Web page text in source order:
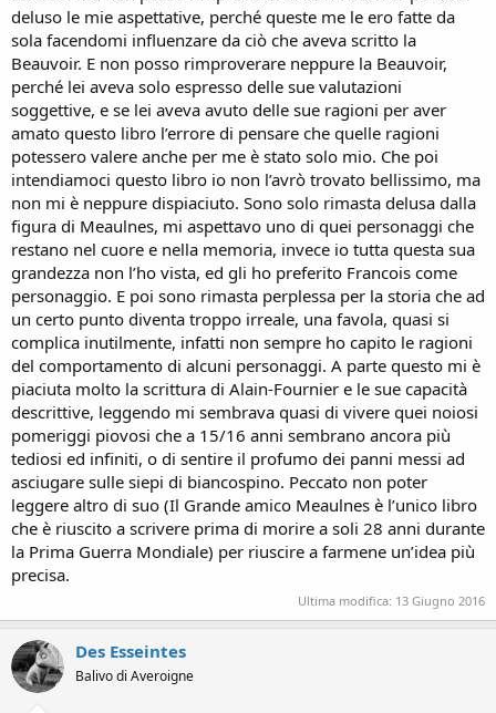
i
o
n
e
deluso le mie aspettative, perché queste me le ero fatte da
sola facendomi influenzare da ciò che aveva scritto la
Beauvoir. E non posso rimproverare neppure la Beauvoir,
perché lei aveva solo espresso delle sue valutazioni
soggettive, e se lei aveva avuto delle sue ragioni per aver
amato questo libro l’errore di pensare che quelle ragioni
potessero valere anche per me è stato solo mio. Che poi
intendiamoci questo libro io non l’avrò trovato bellissimo, ma
non mi è neppure dispiaciuto. Sono solo rimasta delusa dalla
figura di Meaulnes, mi aspettavo uno di quei personaggi che
restano nel cuore e nella memoria, invece io tutta questa sua
grandezza non l’ho vista, ed gli ho preferito Francois come
personaggio. E poi sono rimasta perplessa per la storia che ad
un certo punto diventa troppo irreale, una favola, quasi si
complica inutilmente, infatti non sempre ho capito le ragioni
del comportamento di alcuni personaggi. A parte questo mi è
piaciuta molto la scrittura di Alain-Fournier e le sue capacità
descrittive, leggendo mi sembrava quasi di vivere quei noiosi
pomeriggi piovosi che a 15/16 anni sembrano ancora più
tediosi ed infiniti, o di sentire il profumo dei panni messi ad
asciugare sulle siepi di biancospino. Peccato non poter
leggere altro di suo (Il Grande amico Meaulnes è l’unico libro
che è riuscito a scrivere prima di morire a soli 28 anni durante
la Prima Guerra Mondiale) per riuscire a farmene un’idea più
precisa.
Ultima modifica: 13 Giugno 2016
Des Esseintes
Balivo di Averoigne